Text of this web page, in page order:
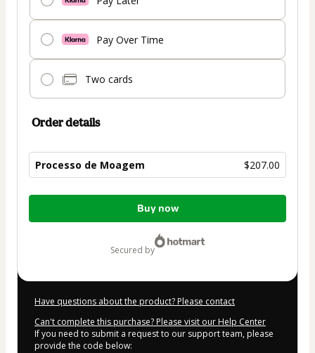
Pay Over Time
Two cards
Order details
Processo de Moagem $207.00
Total
Buy now
secured by
Have questions about the product? Please contact
Can't complete this purchase? Please visit our Help Center
If you need to submit a request to our support team, please
provide the code below: